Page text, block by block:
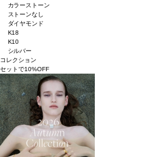
カラーストーン
ストーンなし
ダイヤモンド
K18
K10
シルバー
コレクション
セットで10%OFF